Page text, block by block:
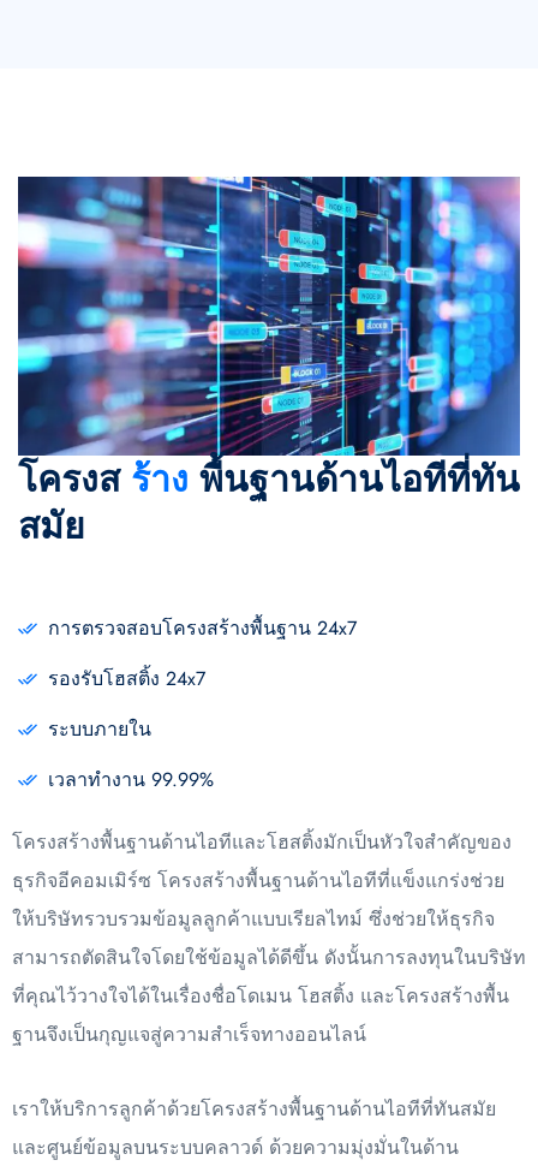
โครงส ร้าง พื้นฐานด้านไอทีที่ทัน
สมัย
การตรวจสอบโครงสร้างพื้นฐาน 24x7
รองรับโฮสติ้ง 24x7
ระบบภายใน
เวลาทำงาน 99.99%
โครงสร้างพื้นฐานด้านไอทีและโฮสติ้งมักเป็นหัวใจสำคัญของ
ธุรกิจอีคอมเมิร์ซ โครงสร้างพื้นฐานด้านไอทีที่แข็งแกร่งช่วย
ให้บริษัทรวบรวมข้อมูลลูกค้าแบบเรียลไทม์ ซึ่งช่วยให้ธุรกิจ
สามารถตัดสินใจโดยใช้ข้อมูลได้ดีขึ้น ดังนั้นการลงทุนในบริษัท
ที่คุณไว้วางใจได้ในเรื่องชื่อโดเมน โฮสติ้ง และโครงสร้างพื้น
ฐานจึงเป็นกุญแจสู่ความสำเร็จทางออนไลน์
เราให้บริการลูกค้าด้วยโครงสร้างพื้นฐานด้านไอทีที่ทันสมัย
และศูนย์ข้อมูลบนระบบคลาวด์ ด้วยความมุ่งมั่นในด้าน